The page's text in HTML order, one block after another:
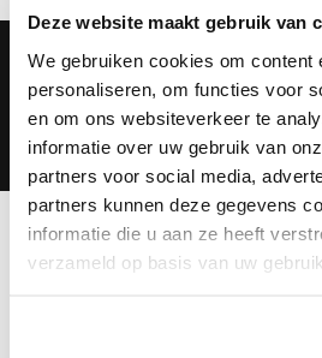
Deze website maakt gebruik van
We gebruiken cookies om content
personaliseren, om functies voor
en om ons websiteverkeer te
informatie over uw gebruik van
partners voor social media,
partners kunnen deze gegevens
informatie die u aan ze heeft
verzameld op basis van uw
Groot assortiment
Plezier, veiligheid en
Behulpzaam
Verhuur, verkoop en
Ontwikkelingen
technische innovatie. Ze